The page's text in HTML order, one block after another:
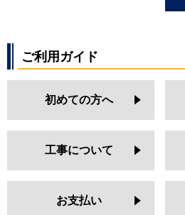
ご利用ガイド
初めての方へ
工事について
お支払い